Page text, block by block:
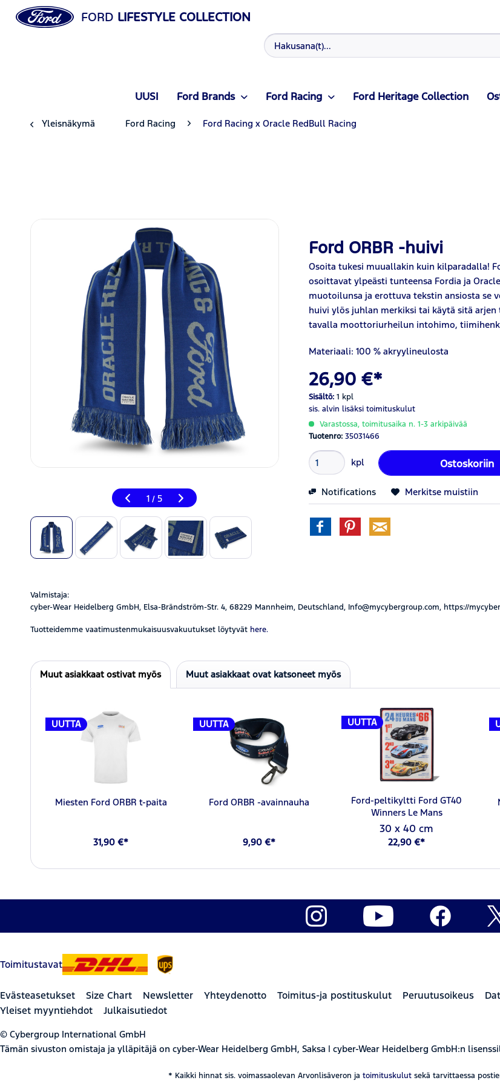
FORD LIFESTYLE COLLECTION
UUSI Ford Brands Ford Racing Ford Heritage Collection
Yleisnäkymä Ford Racing Ford Racing x Oracle RedBull Racing
1 / 5
Ford ORBR -huivi
Osoita tukesi muuallakin kuin kilparadalla!
osoittavat ylpeästi tunteensa Fordia ja
muotoilunsa ja erottuva tekstin ansiosta se
huivi ylös juhlan merkiksi tai käytä sitä
tavalla moottoriurheilun intohimo,
Materiaali: 100 % akryylineulosta
26,90 €*
Sisältö:1 kpl
sis. alvin lisäksi toimituskulut
Varastossa, toimitusaika n. 1-3 arkipäivää
Tuotenro:35031466
kpl Ostoskoriin
Notifications Merkitse muistiin
Valmistaja:
cyber-Wear Heidelberg GmbH, Elsa-Brändström-Str. 4, 68229 Mannheim, Deutschland, Info@mycybergroup.com, https://
Tuotteidemme vaatimustenmukaisuusvakuutukset löytyvät here.
Muut asiakkaat ostivat myös Muut asiakkaat ovat katsoneet myös
UUTTA
Miesten Ford ORBR t-paita
31,90 €*
UUTTA
Ford ORBR -avainnauha
9,90 €*
UUTTA
Ford-peltikyltti Ford GT40
Winners Le Mans
30 x 40 cm
22,90 €*
Toimitustavat
Evästeasetukset Size Chart Newsletter Yhteydenotto Toimitus-ja postituskulut Peruutusoikeus
Yleiset myyntiehdot
Julkaisutiedot
© Cybergroup International GmbH
Tämän sivuston omistaja ja ylläpitäjä on cyber-Wear Heidelberg GmbH, Saksa | cyber-Wear Heidelberg GmbH:n
* Kaikki hinnat sis. voimassaolevan Arvonlisäveron ja toimituskulutsekä tarvittaessa